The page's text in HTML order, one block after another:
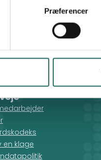
Præferencer
en klage